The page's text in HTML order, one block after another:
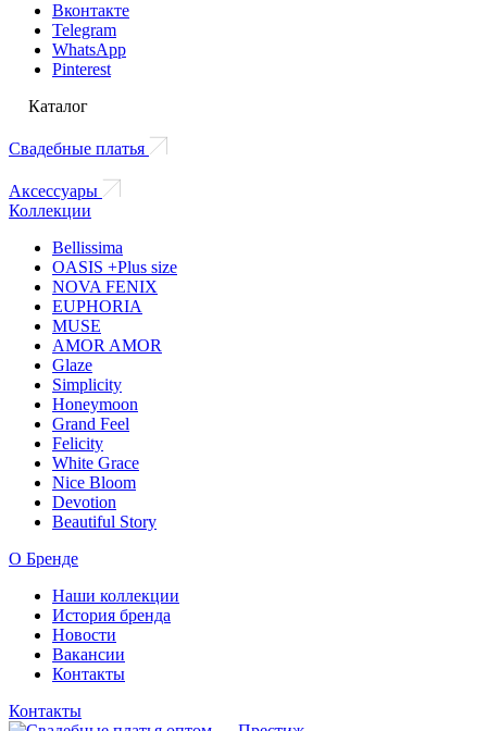
Вконтакте
Telegram
WhatsApp
Pinterest
Каталог
Свадебные платья
Аксессуары
Коллекции
Bellissima
OASIS +Plus size
NOVA FENIX
EUPHORIA
MUSE
AMOR AMOR
Glaze
Simplicity
Honeymoon
Grand Feel
Felicity
White Grace
Nice Bloom
Devotion
Beautiful Story
О Бренде
Наши коллекции
История бренда
Новости
Вакансии
Контакты
Контакты